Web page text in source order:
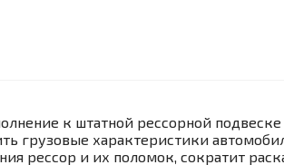
к штатной рессорной
грузовые характеристики
рессор и их поломок, сократит